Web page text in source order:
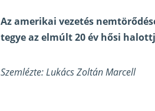
Az amerikai vezetés
tegye az elmúlt 20 év hősi
Szemlézte: Lukács Zoltán Marcell